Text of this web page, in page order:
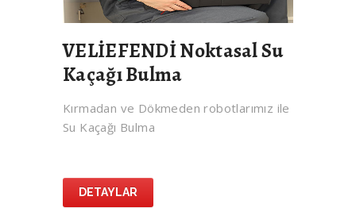
VELİEFENDİ Noktasal Su
Kaçağı Bulma
Kırmadan ve Dökmeden robotlarımız ile
Su Kaçağı Bulma
DETAYLAR